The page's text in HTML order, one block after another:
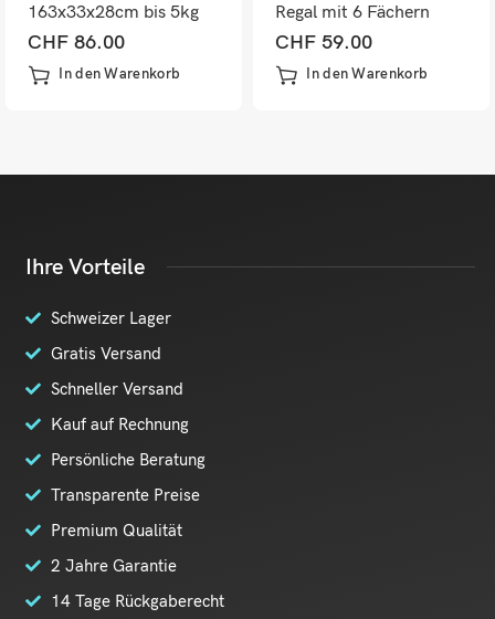
163x33x28cm bis 5kg
Natur
CHF 86.00
In den Warenkorb
Regal mit 6 Fächern
Dunkelgrau
CHF 59.00
In den Warenkorb
Ihre Vorteile
Schweizer Lager
Gratis Versand
Schneller Versand
Kauf auf Rechnung
Persönliche Beratung
Transparente Preise
Premium Qualität
2 Jahre Garantie
14 Tage Rückgaberecht